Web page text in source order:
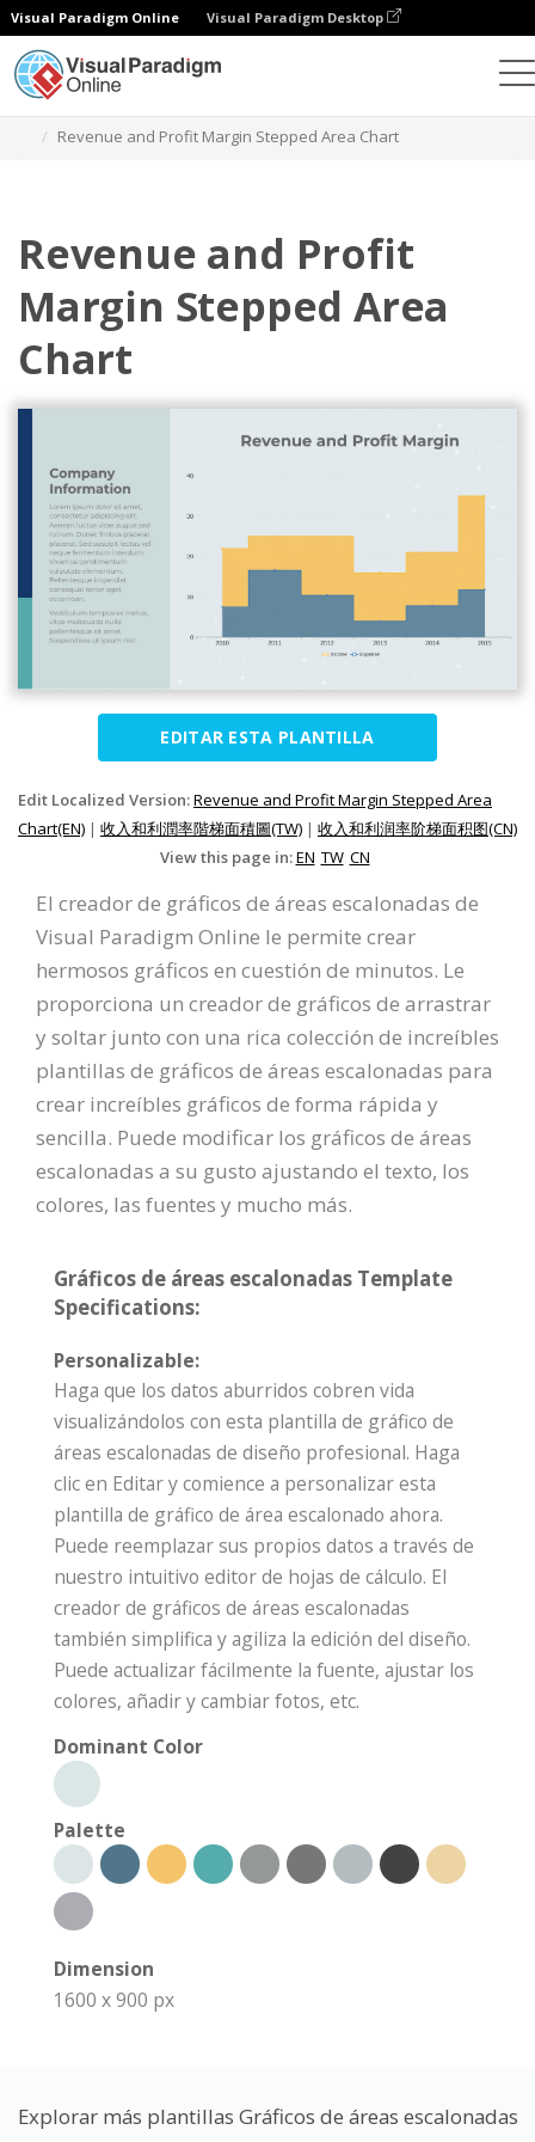
Visual Paradigm Online Visual Paradigm Desktop
Revenue and Profit Margin Stepped Area Chart
Revenue and Profit
Margin Stepped Area
Chart
EDITAR ESTA PLANTILLA
Edit Localized Version:Revenue and Profit Margin Stepped Area
Chart(EN) | 收入和利潤率階梯面積圖(TW) | 收入和利润率阶梯面积图(CN)
View this page in:EN TW CN
El creador de gráficos de áreas escalonadas de
Visual Paradigm Online le permite crear
hermosos gráficos en cuestión de minutos. Le
proporciona un creador de gráficos de arrastrar
y soltar junto con una rica colección de increíbles
plantillas de gráficos de áreas escalonadas para
crear increíbles gráficos de forma rápida y
sencilla. Puede modificar los gráficos de áreas
escalonadas a su gusto ajustando el texto, los
colores, las fuentes y mucho más.
Gráficos de áreas escalonadas Template
Specifications:
Personalizable:
Haga que los datos aburridos cobren vida
visualizándolos con esta plantilla de gráfico de
áreas escalonadas de diseño profesional. Haga
clic en Editar y comience a personalizar esta
plantilla de gráfico de área escalonado ahora.
Puede reemplazar sus propios datos a través de
nuestro intuitivo editor de hojas de cálculo. El
creador de gráficos de áreas escalonadas
también simplifica y agiliza la edición del diseño.
Puede actualizar fácilmente la fuente, ajustar los
colores, añadir y cambiar fotos, etc.
Dominant Color
Palette
Dimension
1600 x 900 px
Explorar más plantillas Gráficos de áreas escalonadas